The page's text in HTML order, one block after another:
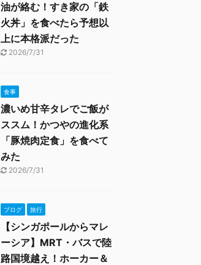
油が絡む！すき家の「鉄
火丼」を食べたら予想以
上に本格派だった
2026/7/31
食事
濃いめ甘辛タレでご飯が
ススム！かつやの進化系
「豚焼肉定食」を食べて
みた
2026/7/31
ブログ 旅行
【シンガポールからマレ
ーシア】MRT・バスで陸
路国境越え！ホーカー＆